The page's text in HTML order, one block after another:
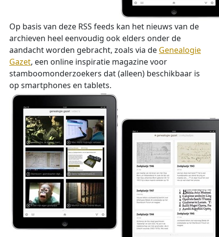
Op basis van deze RSS feeds kan het nieuws van de
archieven heel eenvoudig ook elders onder de
aandacht worden gebracht, zoals via de Genealogie
Gazet, een online inspiratie magazine voor
stamboomonderzoekers dat (alleen) beschikbaar is
op smartphones en tablets.